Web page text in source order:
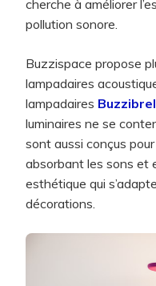
cherche à améliorer
pollution sonore.
Buzzispace propose
lampadaires
lampadaires
luminaires ne se
sont aussi conçus
absorbant les sons et
esthétique qui
décorations.